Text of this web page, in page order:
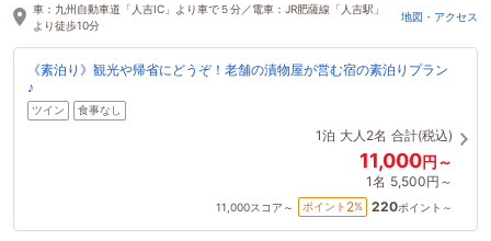
車：九州自動車道「人吉IC」より車で５分／電車：JR肥薩線「人吉駅」
より徒歩10分
地図・アクセス
《素泊り》観光や帰省にどうぞ！老舗の漬物屋が営む宿の素泊りプラン
♪
ツイン 食事なし
1泊 大人2名 合計(税込)
11,000円～
1名 5,500円～
11,000スコア～ ポイント 2% 220ポイント～